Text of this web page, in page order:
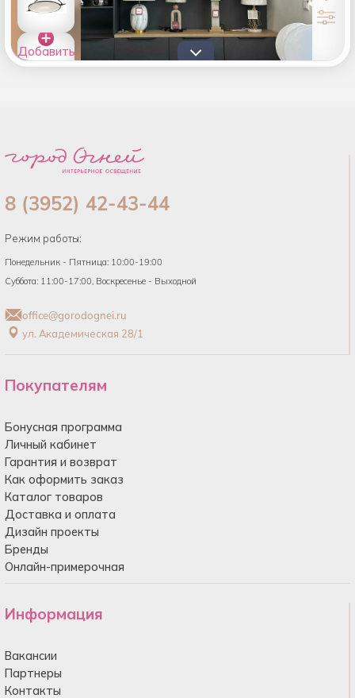
Добавить
товары в
8 (3952) 42-43-44
Режим работы:
Понедельник - Пятница: 10:00-19:00
Суббота: 11:00-17:00, Воскресенье - Выходной
office@gorodognei.ru
ул. Академическая 28/1
Покупателям
Бонусная программа
Личный кабинет
Гарантия и возврат
Как оформить заказ
Каталог товаров
Доставка и оплата
Дизайн проекты
Бренды
Онлайн-примерочная
Информация
Вакансии
Партнеры
Контакты